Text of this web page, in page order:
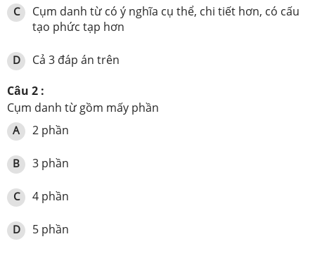
C
Cụm danh từ có ý nghĩa cụ thể, chi tiết hơn, có cấu
tạo phức tạp hơn
D
Cả 3 đáp án trên
Câu 2 :
Cụm danh từ gồm mấy phần
A 2 phần
B 3 phần
C 4 phần
D 5 phần